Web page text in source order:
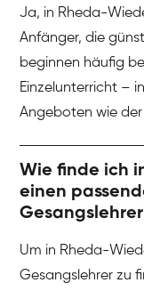
Ja, in Rheda-
Anfänger, die
beginnen häufig
Einzelunterricht –
Angeboten wie der
Wie finde ich
einen
Um in Rheda-
Gesangslehrer zu